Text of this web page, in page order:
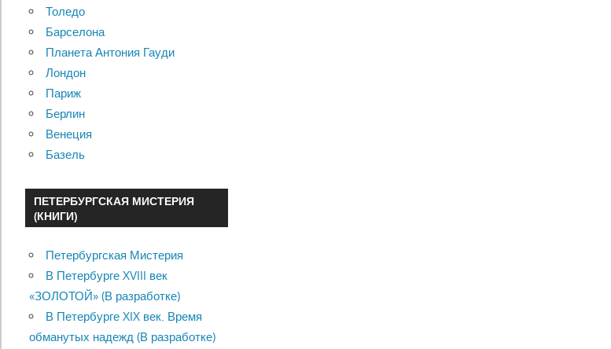
Толедо
Барселона
Планета Антония Гауди
Лондон
Париж
Берлин
Венеция
Базель
ПЕТЕРБУРГСКАЯ МИСТЕРИЯ
(КНИГИ)
Петербургская Мистерия
В Петербурге XVIII век
«ЗОЛОТОЙ» (В разработке)
В Петербурге XIX век. Время
обманутых надежд (В разработке)